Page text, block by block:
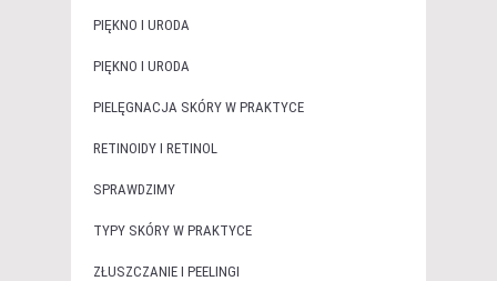
PIĘKNO I URODA
PIĘKNO I URODA
PIELĘGNACJA SKÓRY W PRAKTYCE
RETINOIDY I RETINOL
SPRAWDZIMY
TYPY SKÓRY W PRAKTYCE
ZŁUSZCZANIE I PEELINGI